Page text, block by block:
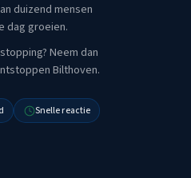
duizend mensen
dag groeien.
Neem dan
Bilthoven.
Snelle reactie